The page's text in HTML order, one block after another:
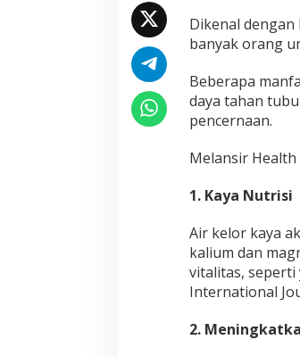
r
i
A
r
R
s
n
e
l
o
r
,
a
Dikenal
banyak orang
Beberapa
daya tahan
pencernaan.
Melansir
1. Kaya Nutrisi
Air kelor kaya
kalium dan
vitalitas, seperti
International
2.